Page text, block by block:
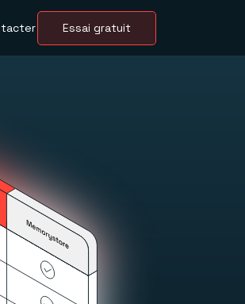
Essai gratuit